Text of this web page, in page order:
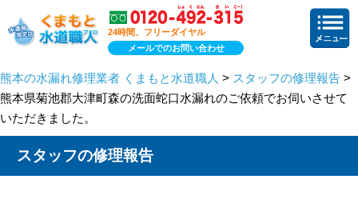
24時間、フリーダイヤル
メールでのお問い合わせ
熊本の水漏れ修理業者 くまもと水道職人 > スタッフの修理報告 >
熊本県菊池郡大津町森の洗面蛇口水漏れのご依頼でお伺いさせて
いただきました。
スタッフの修理報告